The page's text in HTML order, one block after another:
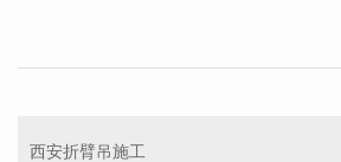
西安折臂吊施工